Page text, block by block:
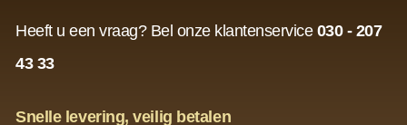
Heeft u een vraag? Bel onze klantenservice 030 - 207
43 33
Snelle levering, veilig betalen